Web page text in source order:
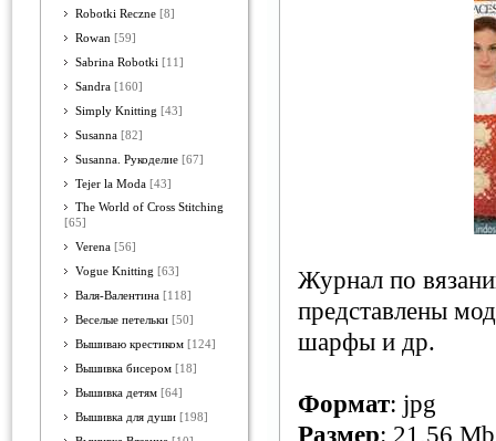
Robotki Reczne [8]
Rowan [59]
Sabrina Robotki [11]
Sandra [160]
Simply Knitting [43]
Susanna [82]
Susanna. Рукоделие [67]
Tejer la Moda [43]
The World of Cross Stitching
[65]
Verena [56]
Vogue Knitting [63]
Валя-Валентина [118]
Веселые петельки [50]
Вышиваю крестиком [124]
Вышивка бисером [18]
Вышивка детям [64]
Вышивка для души [198]
Журнал по
представлены
шарфы и др.
Формат: jpg
Размер: 21,56 Mb